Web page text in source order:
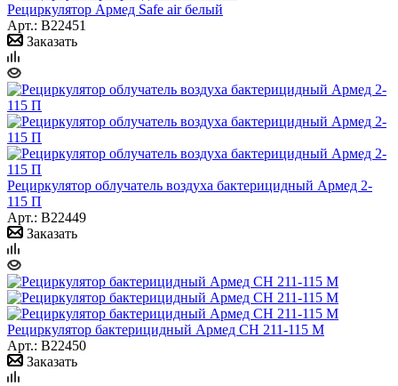
Рециркулятор Армед Safe air белый
Арт.: B22451
Заказать
Рециркулятор облучатель воздуха бактерицидный Армед 2-
115 П
Арт.: B22449
Заказать
Рециркулятор бактерицидный Армед СН 211-115 М
Арт.: B22450
Заказать